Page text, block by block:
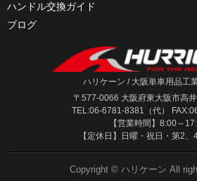
ハンドル交換ガイド
ブログ
ハリケーン / 大阪単車用品工
〒577-0066 大阪府東大阪市高
TEL:06-6781-8381（代）
【営業時間】8:00～
【定休日】日曜・祝日・第2、
Copyright © ハリケーン All